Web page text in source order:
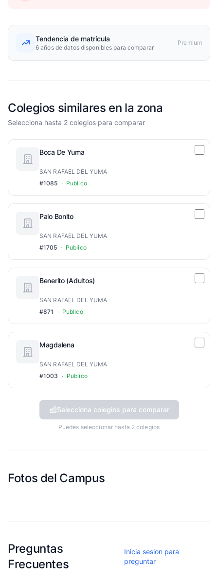
Tendencia de matrícula
6 años de datos disponibles para comparar
Premium
Colegios similares en la zona
Selecciona hasta 2 colegios para comparar
Boca De Yuma
SAN RAFAEL DEL YUMA
#1085 · Publico
Palo Bonito
SAN RAFAEL DEL YUMA
#1705 · Publico
Benerito (Adultos)
SAN RAFAEL DEL YUMA
#871
· Publico
Magdalena
SAN RAFAEL DEL YUMA
#1003
· Publico
Selecciona colegios para comparar
Puedes seleccionar hasta 2 colegios
Fotos del Campus
Preguntas
Frecuentes
Inicia sesion para
preguntar